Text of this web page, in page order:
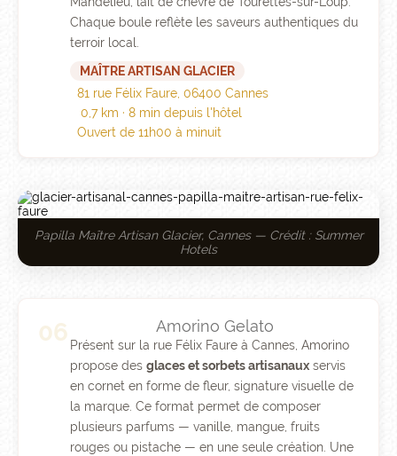
Chaque boule reflète les saveurs authentiques du
terroir local.
MAÎTRE ARTISAN GLACIER
81 rue Félix Faure, 06400 Cannes
0,7 km · 8 min depuis l'hôtel
Ouvert de 11h00 à minuit
Papilla Maître Artisan Glacier, Cannes — Crédit : Summer
Hotels
06 Amorino Gelato
Présent sur la rue Félix Faure à Cannes, Amorino
propose des glaces et sorbets artisanaux servis
en cornet en forme de fleur, signature visuelle de
la marque. Ce format permet de composer
plusieurs parfums — vanille, mangue, fruits
rouges ou pistache — en une seule création. Une